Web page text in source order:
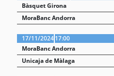
Bàsquet Girona
MoraBanc Andorra
17/11/202417:00
MoraBanc Andorra
Unicaja de Màlaga